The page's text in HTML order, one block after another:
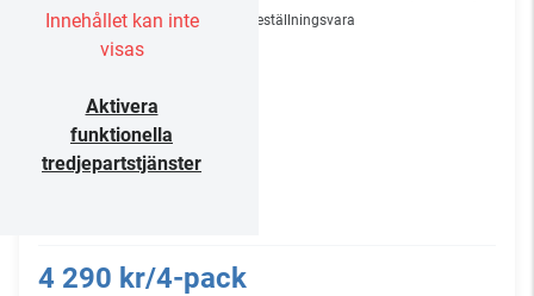
Innehållet kan inte
visas
Aktivera
funktionella
tredjepartstjänster
Beställningsvara
4 290 kr/4-pack